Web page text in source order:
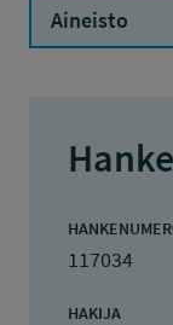
Aineisto
117034
HAKIJA